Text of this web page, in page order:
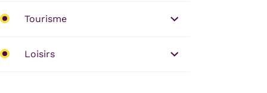
Tourisme
Loisirs